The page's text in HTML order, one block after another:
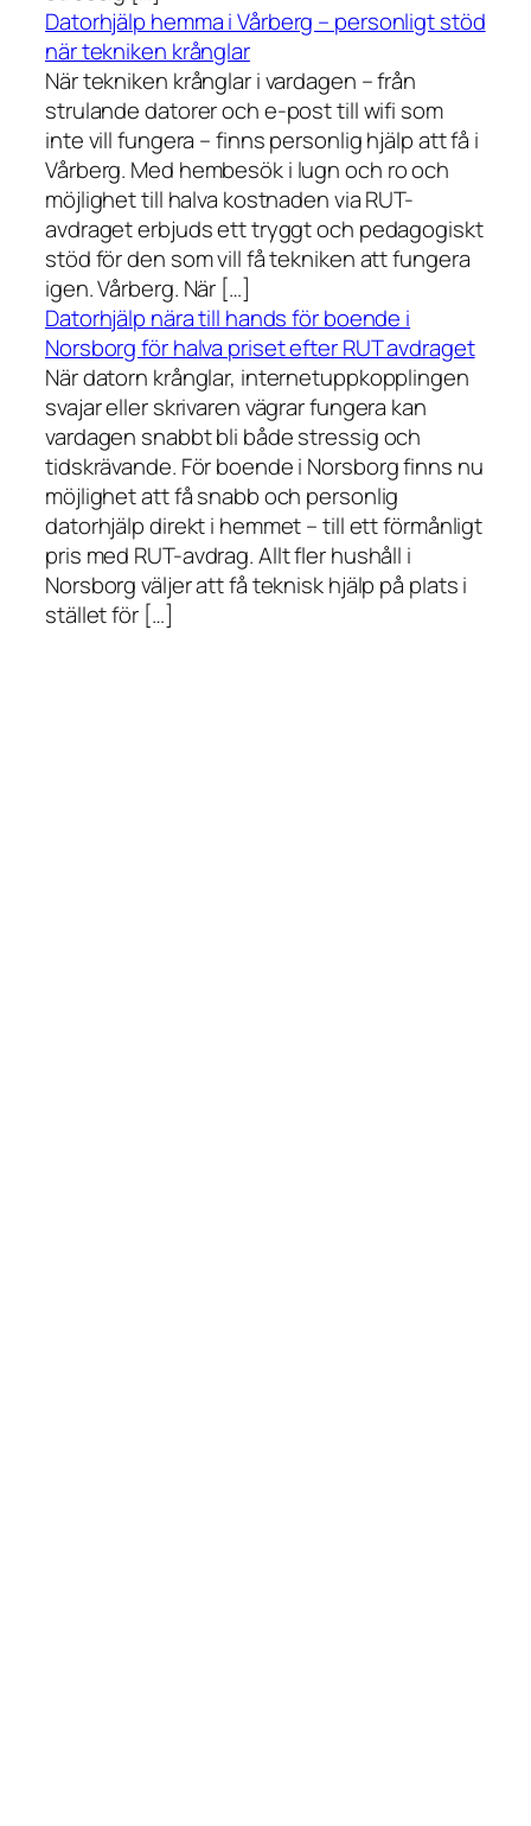
Datorhjälp hemma i Vårberg – personligt stöd
när tekniken krånglar
När tekniken krånglar i vardagen – från
strulande datorer och e-post till wifi som
inte vill fungera – finns personlig hjälp att få i
Vårberg. Med hembesök i lugn och ro och
möjlighet till halva kostnaden via RUT-
avdraget erbjuds ett tryggt och pedagogiskt
stöd för den som vill få tekniken att fungera
igen. Vårberg. När […]
Datorhjälp nära till hands för boende i
Norsborg för halva priset efter RUT avdraget
När datorn krånglar, internetuppkopplingen
svajar eller skrivaren vägrar fungera kan
vardagen snabbt bli både stressig och
tidskrävande. För boende i Norsborg finns nu
möjlighet att få snabb och personlig
datorhjälp direkt i hemmet – till ett förmånligt
pris med RUT-avdrag. Allt fler hushåll i
Norsborg väljer att få teknisk hjälp på plats i
stället för […]